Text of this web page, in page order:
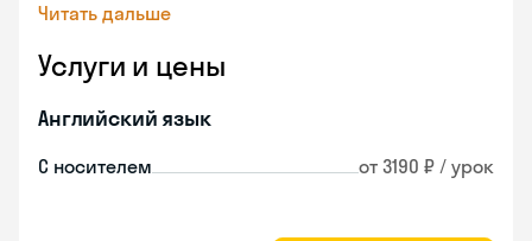
Читать дальше
Услуги и цены
Английский язык
С носителем от 3190 ₽ / урок